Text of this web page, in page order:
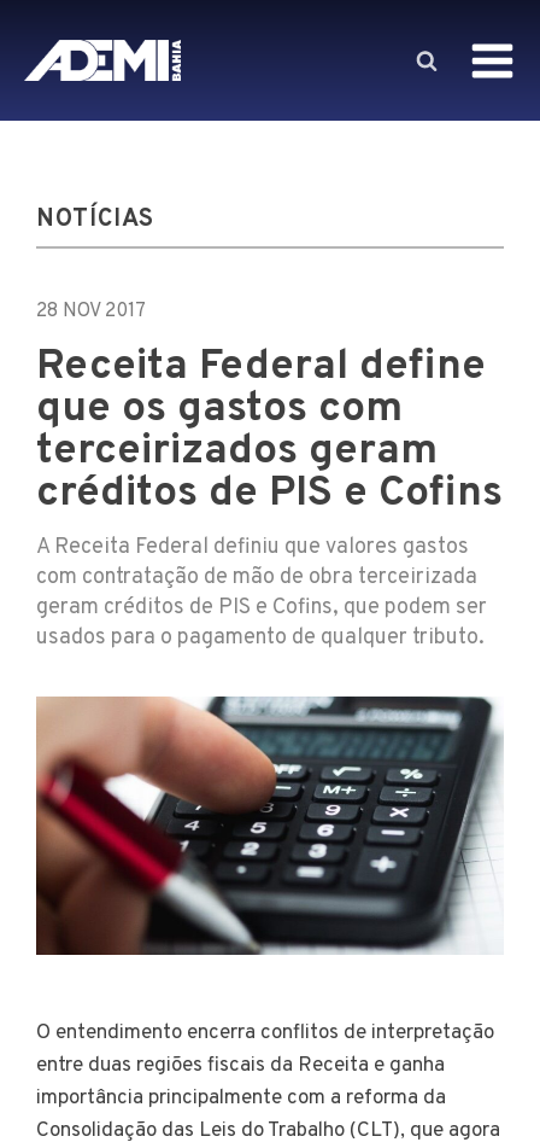
NOTÍCIAS
28 NOV 2017
Receita Federal define
que os gastos com
terceirizados geram
créditos de PIS e Cofins
A Receita Federal definiu que valores gastos
com contratação de mão de obra terceirizada
geram créditos de PIS e Cofins, que podem ser
usados para o pagamento de qualquer tributo.
O entendimento encerra conflitos de interpretação
entre duas regiões fiscais da Receita e ganha
importância principalmente com a reforma da
Consolidação das Leis do Trabalho (CLT), que agora